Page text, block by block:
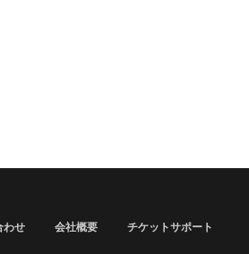
わせ 会社概要 チケットサポート